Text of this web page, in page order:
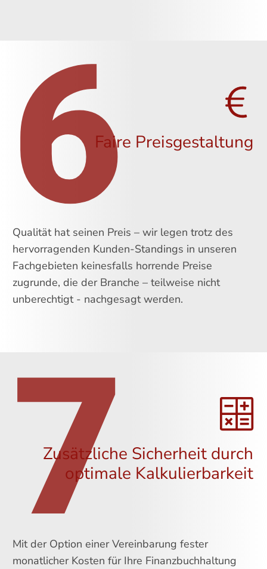
6Faire Preisgestaltung
Qualität hat seinen Preis – wir legen trotz des
hervorragenden Kunden-Standings in unseren
Fachgebieten keinesfalls horrende Preise
zugrunde, die der Branche – teilweise nicht
unberechtigt - nachgesagt werden.
7
Zusätzliche Sicherheit durch
optimale Kalkulierbarkeit
Mit der Option einer Vereinbarung fester
monatlicher Kosten für Ihre Finanzbuchhaltung